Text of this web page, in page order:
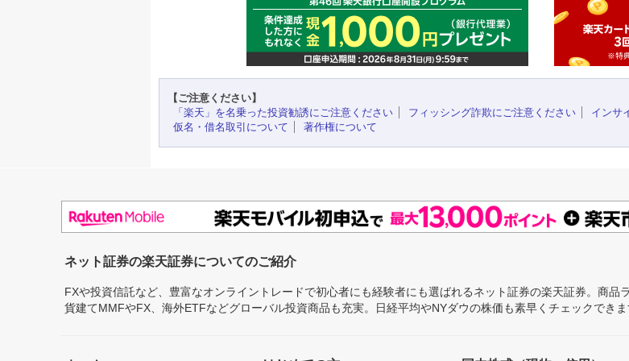
【ご注意ください】
「楽天」を名乗った投資勧誘にご注意ください
フィッシング詐欺にご注意ください インサ
仮名・借名取引について
著作権について
ネット証券の楽天証券についてのご紹介
FXや投資信託など、豊富なオンライントレードで初心者にも経験者にも選ばれるネット証券の楽天証券。商
貨建てMMFやFX、海外ETFなどグローバル投資商品も充実。日経平均やNYダウの株価も素早くチェックできま